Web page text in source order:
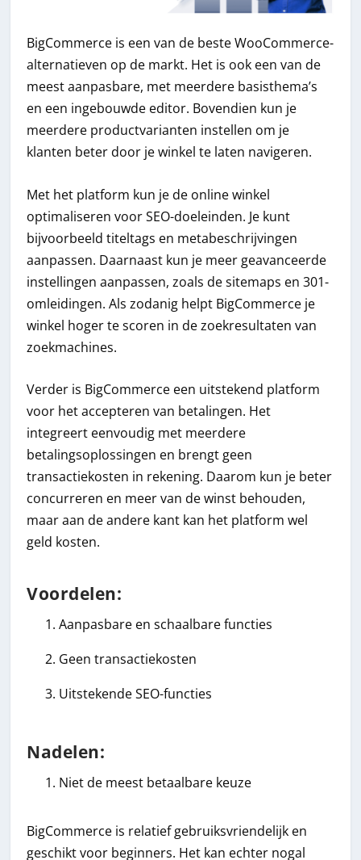
BigCommerce is een van de beste WooCommerce-
alternatieven op de markt. Het is ook een van de
meest aanpasbare, met meerdere basisthema’s
en een ingebouwde editor. Bovendien kun je
meerdere productvarianten instellen om je
klanten beter door je winkel te laten navigeren.
Met het platform kun je de online winkel
optimaliseren voor SEO-doeleinden. Je kunt
bijvoorbeeld titeltags en metabeschrijvingen
aanpassen. Daarnaast kun je meer geavanceerde
instellingen aanpassen, zoals de sitemaps en 301-
omleidingen. Als zodanig helpt BigCommerce je
winkel hoger te scoren in de zoekresultaten van
zoekmachines.
Verder is BigCommerce een uitstekend platform
voor het accepteren van betalingen. Het
integreert eenvoudig met meerdere
betalingsoplossingen en brengt geen
transactiekosten in rekening. Daarom kun je beter
concurreren en meer van de winst behouden,
maar aan de andere kant kan het platform wel
geld kosten.
Voordelen:
Aanpasbare en schaalbare functies
Geen transactiekosten
Uitstekende SEO-functies
Nadelen:
Niet de meest betaalbare keuze
BigCommerce is relatief gebruiksvriendelijk en
geschikt voor beginners. Het kan echter nogal